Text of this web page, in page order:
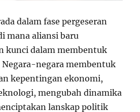
dalam fase pergeseran
mana aliansi baru
kunci dalam membentuk
negara membentuk
kepentingan ekonomi,
mengubah dinamika
lanskap politik